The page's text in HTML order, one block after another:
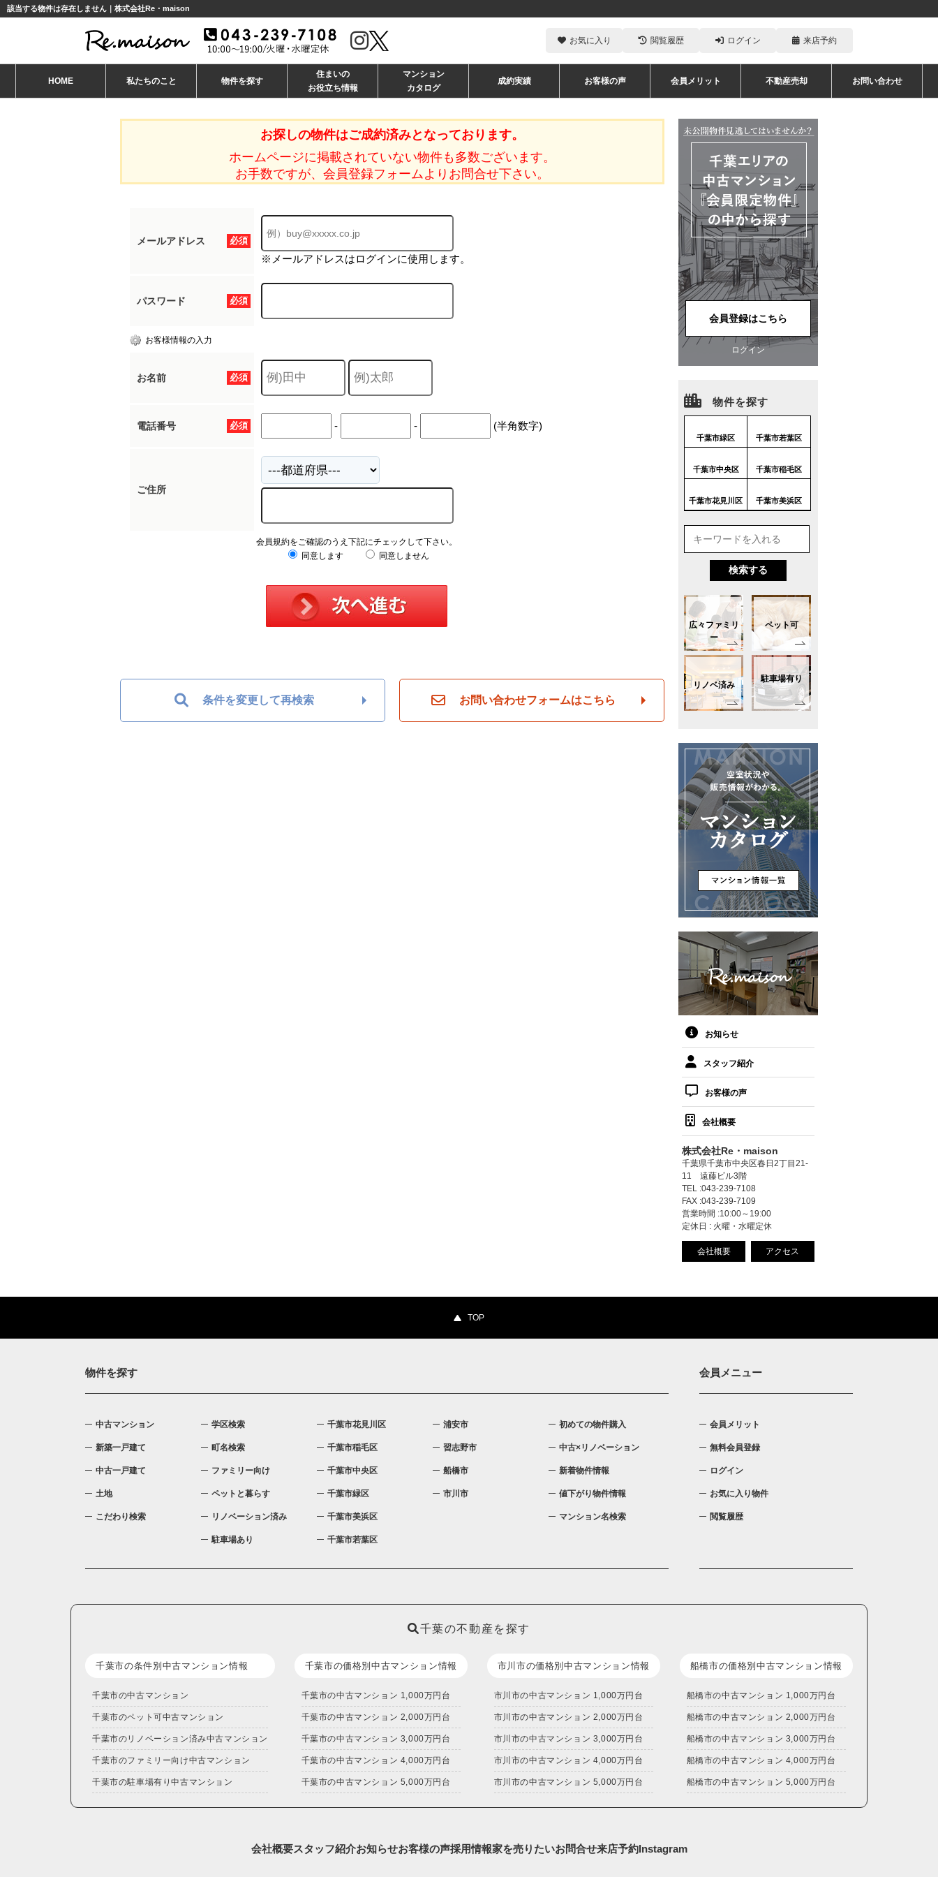
該当する物件は存在しません｜株式会社Re・maison
お気に入り 閲覧履歴 ログイン 来店予約
HOME 私たちのこと 物件を探す
住まいの
お役立ち情報
マンション
カタログ
成約実績 お客様の声 会員メリット 不動産売却 お問い合わせ
お探しの物件はご成約済みとなっております。
ホームページに掲載されていない物件も多数ございます。
お手数ですが、会員登録フォームよりお問合せ下さい。
必須
メールアドレス
※メールアドレスはログインに使用します。
必須
パスワード
お客様情報の入力
必須
お名前
必須
電話番号 - - (半角数字)
ご住所
会員規約をご確認のうえ下記にチェックして下さい。
同意します
同意しません
条件を変更して再検索 お問い合わせフォームはこちら
会員登録はこちら
ログイン
物件を探す
千葉市緑区 千葉市若葉区
千葉市中央区 千葉市稲毛区
千葉市花見川区 千葉市美浜区
広々ファミリ
ー
ペット可
リノベ済み
駐車場有り
お知らせ
スタッフ紹介
お客様の声
会社概要
株式会社Re・maison
千葉県千葉市中央区春日2丁目21-
11 遠藤ビル3階
TEL :043-239-7108
FAX :043-239-7109
営業時間 :10:00～19:00
定休日 : 火曜・水曜定休
会社概要 アクセス
TOP
物件を探す
中古マンション
新築一戸建て
中古一戸建て
土地
こだわり検索
学区検索
町名検索
ファミリー向け
ペットと暮らす
リノベーション済み
駐車場あり
千葉市花見川区
千葉市稲毛区
千葉市中央区
千葉市緑区
千葉市美浜区
千葉市若葉区
浦安市
習志野市
船橋市
市川市
初めての物件購入
中古×リノベーション
新着物件情報
値下がり物件情報
マンション名検索
会員メニュー
会員メリット
無料会員登録
ログイン
お気に入り物件
閲覧履歴
千葉の不動産を探す
千葉市の条件別中古マンション情報
千葉市の中古マンション
千葉市のペット可中古マンション
千葉市のリノベーション済み中古マンション
千葉市のファミリー向け中古マンション
千葉市の駐車場有り中古マンション
千葉市の価格別中古マンション情報
千葉市の中古マンション 1,000万円台
千葉市の中古マンション 2,000万円台
千葉市の中古マンション 3,000万円台
千葉市の中古マンション 4,000万円台
千葉市の中古マンション 5,000万円台
市川市の価格別中古マンション情報
市川市の中古マンション 1,000万円台
市川市の中古マンション 2,000万円台
市川市の中古マンション 3,000万円台
市川市の中古マンション 4,000万円台
市川市の中古マンション 5,000万円台
船橋市の価格別中古マンション情報
船橋市の中古マンション 1,000万円台
船橋市の中古マンション 2,000万円台
船橋市の中古マンション 3,000万円台
船橋市の中古マンション 4,000万円台
船橋市の中古マンション 5,000万円台
会社概要スタッフ紹介お知らせお客様の声採用情報家を売りたいお問合せ来店予約Instagram